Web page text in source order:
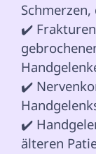
✔️
✔️
✔️
älteren